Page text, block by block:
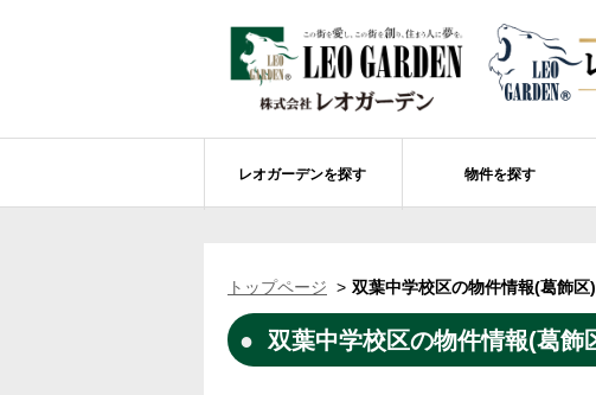
レオガーデンを探す
成田市のレオガーデン
レオガーデン新現場 造成工事のお知らせ
物件を探す
市川市エリアの物件情報
土地を探す
レオ・グローブ カリフォルニア
モデルハウス
住宅ローンのポイント
売却物件大募集
トップページ 双葉中学校区の物件情報(葛飾区)
双葉中学校区の物件情報(葛飾